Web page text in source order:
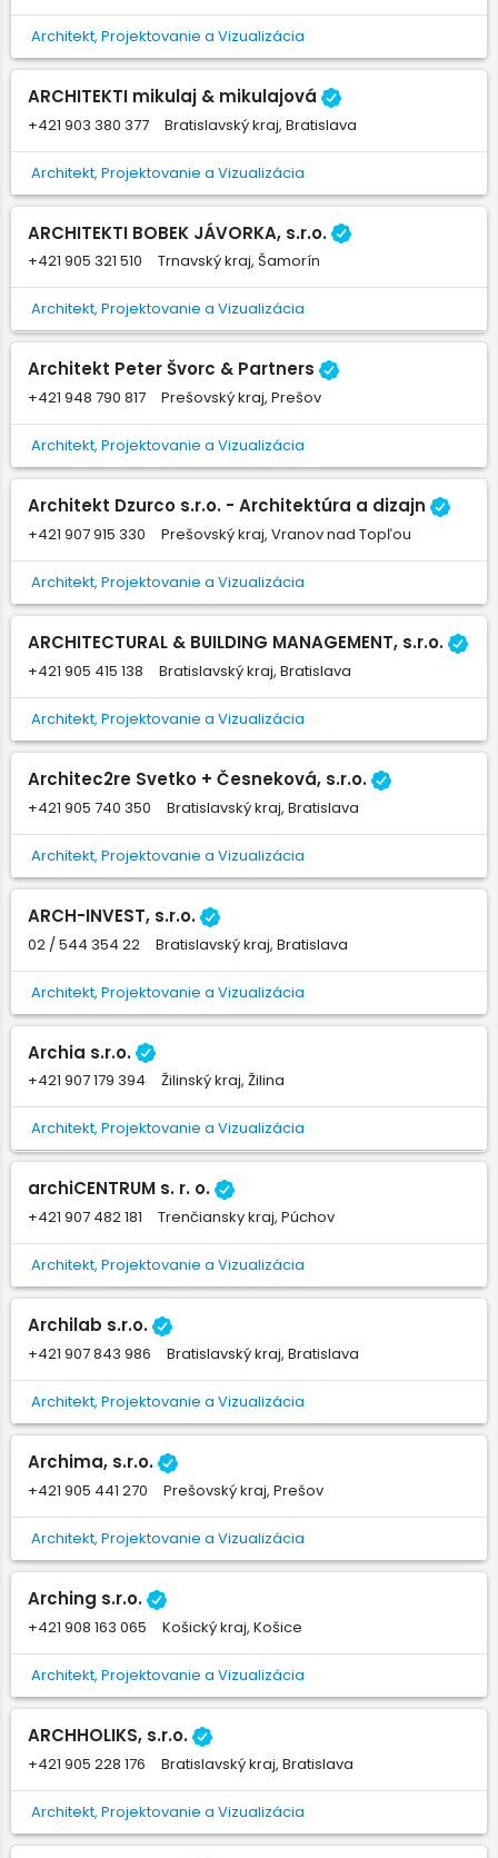
Architekt, Projektovanie a Vizualizácia
ARCHITEKTI mikulaj & mikulajová
+421 903 380 377 Bratislavský kraj, Bratislava
Architekt, Projektovanie a Vizualizácia
ARCHITEKTI BOBEK JÁVORKA, s.r.o.
+421 905 321 510 Trnavský kraj, Šamorín
Architekt, Projektovanie a Vizualizácia
Architekt Peter Švorc & Partners
+421 948 790 817 Prešovský kraj, Prešov
Architekt, Projektovanie a Vizualizácia
Architekt Dzurco s.r.o. - Architektúra a dizajn
+421 907 915 330 Prešovský kraj, Vranov nad Topľou
Architekt, Projektovanie a Vizualizácia
ARCHITECTURAL & BUILDING MANAGEMENT, s.r.o.
+421 905 415 138 Bratislavský kraj, Bratislava
Architekt, Projektovanie a Vizualizácia
Architec2re Svetko + Česneková, s.r.o.
+421 905 740 350 Bratislavský kraj, Bratislava
Architekt, Projektovanie a Vizualizácia
ARCH-INVEST, s.r.o.
02 / 544 354 22 Bratislavský kraj, Bratislava
Architekt, Projektovanie a Vizualizácia
Archia s.r.o.
+421 907 179 394 Žilinský kraj, Žilina
Architekt, Projektovanie a Vizualizácia
archiCENTRUM s. r. o.
+421 907 482 181 Trenčiansky kraj, Púchov
Architekt, Projektovanie a Vizualizácia
Archilab s.r.o.
+421 907 843 986 Bratislavský kraj, Bratislava
Architekt, Projektovanie a Vizualizácia
Archima, s.r.o.
+421 905 441 270 Prešovský kraj, Prešov
Architekt, Projektovanie a Vizualizácia
Arching s.r.o.
+421 908 163 065 Košický kraj, Košice
Architekt, Projektovanie a Vizualizácia
ARCHHOLIKS, s.r.o.
+421 905 228 176 Bratislavský kraj, Bratislava
Architekt, Projektovanie a Vizualizácia